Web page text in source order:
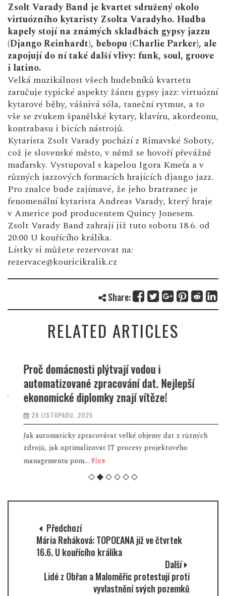
Zsolt Varady Band je kvartet sdružený okolo
virtuózního kytaristy Zsolta Varadyho. Hudba
kapely stojí na známých skladbách gypsy jazzu
(Django Reinhardt), bebopu (Charlie Parker), ale
zapojují do ní také další vlivy: funk, soul, groove
i latino.
Velká muzikálnost všech hudebníků kvartetu
zaručuje typické aspekty žánru gypsy jazz: virtuózní
kytarové běhy, vášnivá sóla, taneční rytmus, a to
vše se zvukem španělské kytary, klavíru, akordeonu,
kontrabasu i bicích nástrojů.
Kytarista Zsolt Varady pochází z Rimavské Soboty,
což je slovenské město, v němž se hovoří převážně
maďarsky. Vystupoval s kapelou Igora Kmeťa a v
různých jazzových formacích hrajících django jazz.
Pro znalce bude zajímavé, že jeho bratranec je
fenomenální kytarista Andreas Varady, který hraje
v Americe pod producentem Quincy Jonesem.
Zsolt Varady Band zahrají již tuto sobotu 18.6. od
20:00 U kouřícího králíka.
Lístky si můžete rezervovat na:
rezervace@kouricikralik.cz
Share:
RELATED ARTICLES
Proč domácnosti plýtvají vodou i
automatizované zpracování dat. Nejlepší
ekonomické diplomky znají vítěze!
28 LISTOPADU, 2025
Jak automaticky zpracovávat velké objemy dat z různých
zdrojů, jak optimalizovat IT procesy projektového
managementu pom...Více
Předchozí
Mária Reháková: TOPOĽANA již ve čtvrtek
16.6. U kouřícího králíka
Další
Lidé z Obřan a Maloměřic protestují proti
vyvlastnění svých pozemků